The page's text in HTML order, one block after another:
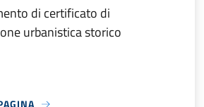
di certificato di
urbanistica storico